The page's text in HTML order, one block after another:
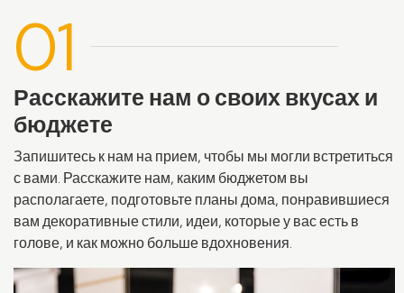
01
Расскажите нам о своих вкусах и
бюджете
Запишитесь к нам на прием, чтобы мы могли встретиться
с вами. Расскажите нам, каким бюджетом вы
располагаете, подготовьте планы дома, понравившиеся
вам декоративные стили, идеи, которые у вас есть в
голове, и как можно больше вдохновения.